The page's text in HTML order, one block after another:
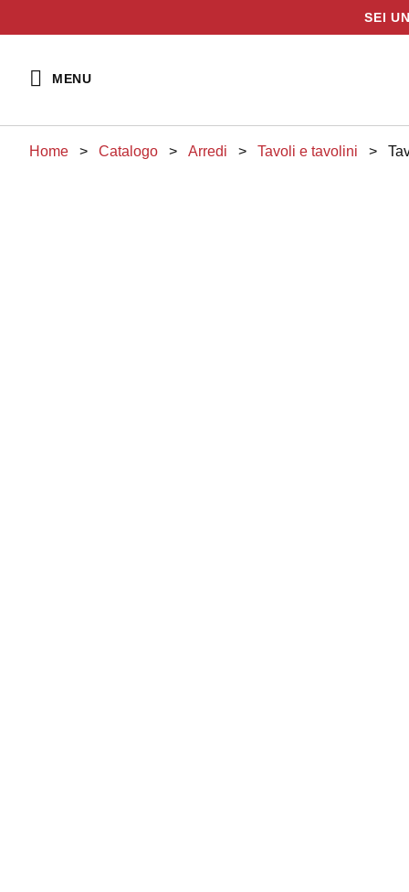
SEI
contenuto
MENU
Home > Catalogo > arredi > tavoli e tavolini >